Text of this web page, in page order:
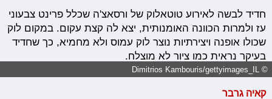
חדיד לבשה לאירוע טוטאלוק של ורסאצ'ה שכלל פרינט צבעוני
עז ולמרות הכוונה האומנותית, יצא לה קצת עקום. במקום לוק
שכולו אופנה ויצירתיות נוצר לוק עמוס ולא מחמיא, כך שחדיד
בעיקר נראית כמו ציור לא מוצלח.
© Dimitrios Kambouris/gettyimages_IL
קאיה גרבר